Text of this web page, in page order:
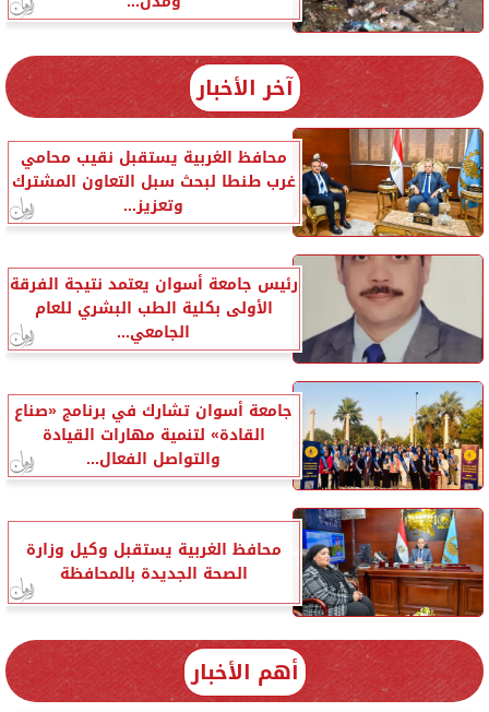
آخر الأخبار
محافظ الغربية يستقبل نقيب محامي
غرب طنطا لبحث سبل التعاون المشترك
وتعزيز...
رئيس جامعة أسوان يعتمد نتيجة الفرقة
الأولى بكلية الطب البشري للعام
الجامعي...
جامعة أسوان تشارك في برنامج «صناع
القادة» لتنمية مهارات القيادة
والتواصل الفعال...
محافظ الغربية يستقبل وكيل وزارة
الصحة الجديدة بالمحافظة
أهم الأخبار